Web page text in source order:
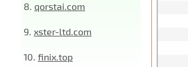
8. qorstai.com
9. xster-ltd.com
10. finix.top